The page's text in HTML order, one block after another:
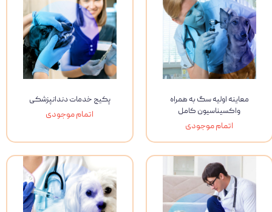
معاینه اولیه سگ به همراه
واکسیناسیون کامل
اتمام موجودی
پکیج خدمات دندانپزشکی
اتمام موجودی